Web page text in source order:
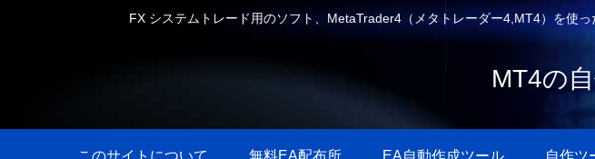
FX システムトレード用のソフト、MetaTrader4（メタトレーダー4,MT4）を使
MT4の
このサイトについて 無料EA配布所 EA自動作成ツール 自作ツ